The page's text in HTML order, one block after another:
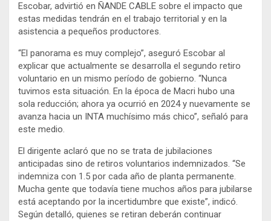
Escobar, advirtió en ÑANDE CABLE sobre el impacto que
estas medidas tendrán en el trabajo territorial y en la
asistencia a pequeños productores.
“El panorama es muy complejo”, aseguró Escobar al
explicar que actualmente se desarrolla el segundo retiro
voluntario en un mismo período de gobierno. “Nunca
tuvimos esta situación. En la época de Macri hubo una
sola reducción; ahora ya ocurrió en 2024 y nuevamente se
avanza hacia un INTA muchísimo más chico”, señaló para
este medio.
El dirigente aclaró que no se trata de jubilaciones
anticipadas sino de retiros voluntarios indemnizados. “Se
indemniza con 1.5 por cada año de planta permanente.
Mucha gente que todavía tiene muchos años para jubilarse
está aceptando por la incertidumbre que existe”, indicó.
Según detalló, quienes se retiran deberán continuar